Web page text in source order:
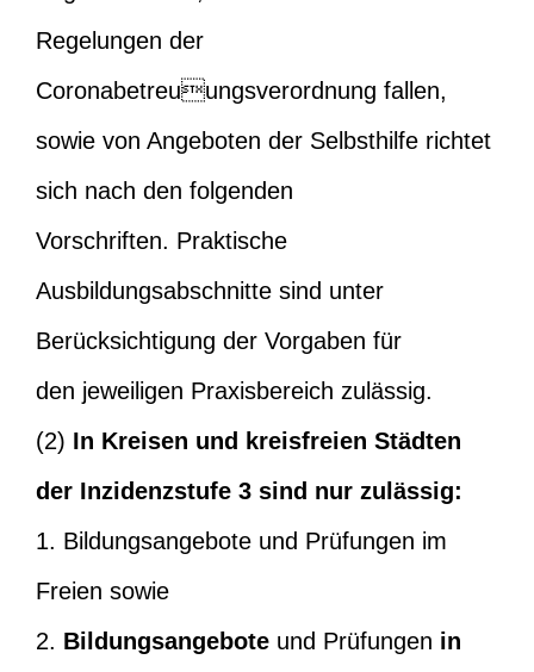
Regelungen der
Coronabetreuungsverordnung fallen,
sowie von Angeboten der Selbsthilfe richtet
sich nach den folgenden
Vorschriften. Praktische
Ausbildungsabschnitte sind unter
Berücksichtigung der Vorgaben für
den jeweiligen Praxisbereich zulässig.
(2) In Kreisen und kreisfreien Städten
der Inzidenzstufe 3 sind nur zulässig:
1. Bildungsangebote und Prüfungen im
Freien sowie
2. Bildungsangebote und Prüfungen in